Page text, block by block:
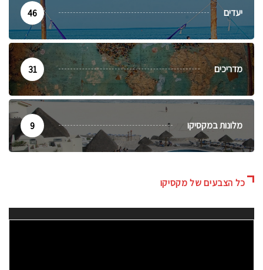
יעדים 46
מדריכים 31
מלונות במקסיקו 9
כל הצבעים של מקסיקו